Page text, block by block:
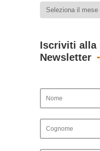
Iscriviti alla
Newsletter